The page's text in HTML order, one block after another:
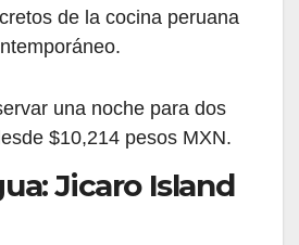
de la cocina peruana
una noche para dos
$10,214 pesos MXN.
Jicaro Island